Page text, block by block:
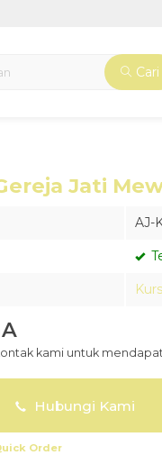
Cari
Jati
AJ-
kami untuk
Hubungi Kami
Order